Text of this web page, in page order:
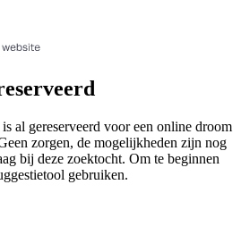
al gereserveerd voor een online droom
zorgen, de mogelijkheden zijn nog
bij deze zoektocht. Om te beginnen
gebruiken.